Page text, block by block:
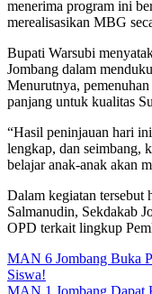
menerima program ini
merealisasikan MBG
Bupati Warsubi
Jombang dalam
Menurutnya,
panjang untuk kualitas
“Hasil peninjauan hari
lengkap, dan seimbang,
belajar anak-anak akan
Dalam kegiatan tersebut
Salmanudin, Sekdakab
OPD terkait lingkup
Navigasi
pos
MAN 6 Jombang Buka
Siswa!